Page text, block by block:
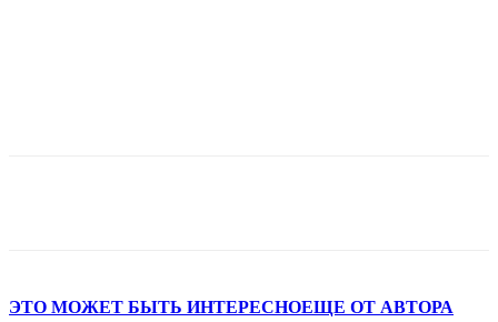
ЭТО МОЖЕТ БЫТЬ ИНТЕРЕСНОЕЩЕ ОТ АВТОРА